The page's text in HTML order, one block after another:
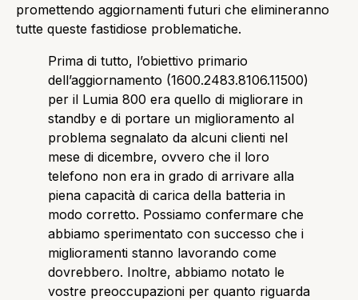
promettendo aggiornamenti futuri che elimineranno
tutte queste fastidiose problematiche.
Prima di tutto, l’obiettivo primario
dell’aggiornamento (1600.2483.8106.11500)
per il Lumia 800 era quello di migliorare in
standby e di portare un miglioramento al
problema segnalato da alcuni clienti nel
mese di dicembre, ovvero che il loro
telefono non era in grado di arrivare alla
piena capacità di carica della batteria in
modo corretto. Possiamo confermare che
abbiamo sperimentato con successo che i
miglioramenti stanno lavorando come
dovrebbero. Inoltre, abbiamo notato le
vostre preoccupazioni per quanto riguarda